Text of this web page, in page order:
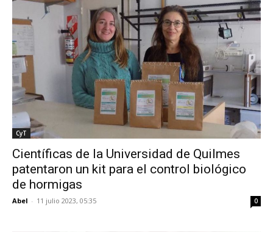
CyT
Científicas de la Universidad de Quilmes
patentaron un kit para el control biológico
de hormigas
Abel - 11 julio 2023, 05:35 0